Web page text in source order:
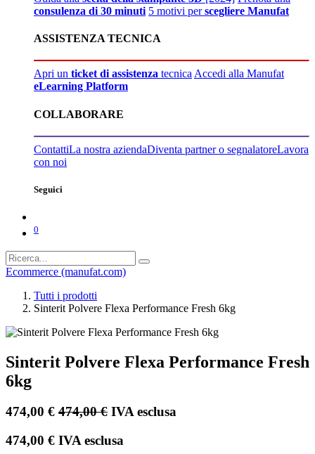
consulenza di 30 minuti 5 motivi perscegliere Manufat
ASSISTENZA TECNICA
Apri un ticket di assistenza tecnicaAccedi alla Manufat
eLearning Platform
COLLABORARE
ContattiLa nostra aziendaDiventa partner o segnalatoreLavora
con noi
Seguici
0
Ecommerce (manufat.com)
Tutti i prodotti
Sinterit Polvere Flexa Performance Fresh 6kg
Sinterit Polvere Flexa Performance Fresh
6kg
474,00 € 474,00€ IVA esclusa
474,00 € IVA esclusa